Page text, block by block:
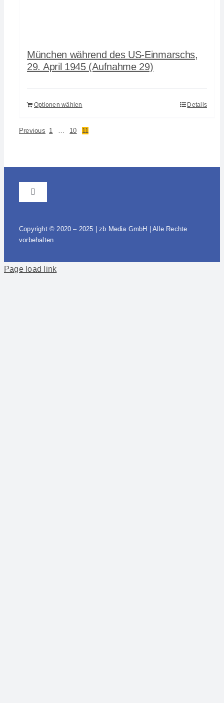
München während des US-Einmarschs,
29. April 1945 (Aufnahme 29)
Optionen wählen Details
Previous 1 … 10 11
Toggle
Navigation
Copyright © 2020 – 2025 | zb Media GmbH | Alle Rechte
vorbehalten
Page load link